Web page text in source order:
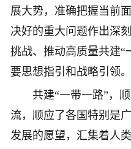
展大势，准确把握当前
决好的重大问题作出深
挑战、推动高质量共建“
要思想指引和战略引领。
共建“一带一路”，顺
流，顺应了各国特别是
发展的愿望，汇集着人